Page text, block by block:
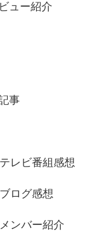
ュー紹介
事
レビ番組感想
ログ感想
ンバー紹介